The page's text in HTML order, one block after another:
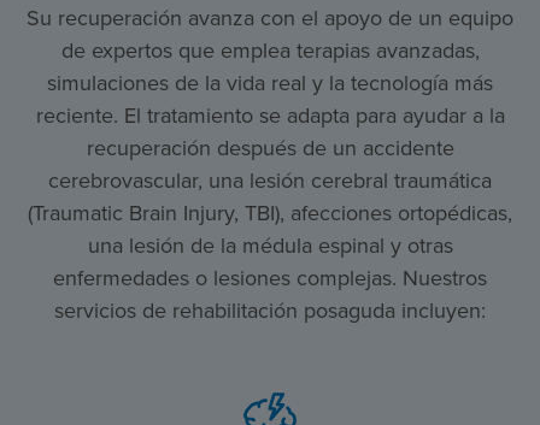
Su recuperación avanza con el apoyo de un equipo
de expertos que emplea terapias avanzadas,
simulaciones de la vida real y la tecnología más
reciente. El tratamiento se adapta para ayudar a la
recuperación después de un accidente
cerebrovascular, una lesión cerebral traumática
(Traumatic Brain Injury, TBI), afecciones ortopédicas,
una lesión de la médula espinal y otras
enfermedades o lesiones complejas. Nuestros
servicios de rehabilitación posaguda incluyen: